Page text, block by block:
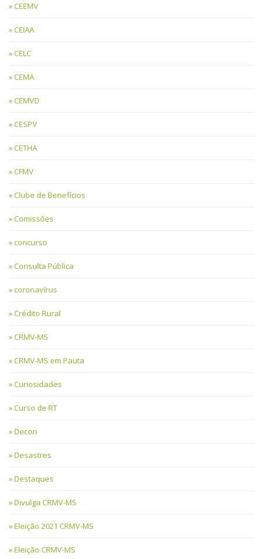
CEEMV
CEIAA
CELC
CEMA
CEMVD
CESPV
CETHA
CFMV
Clube de Benefícios
Comissões
concurso
Consulta Pública
coronavírus
Crédito Rural
CRMV-MS
CRMV-MS em Pauta
Curiosidades
Curso de RT
Decon
Desastres
Destaques
Divulga CRMV-MS
Eleição 2021 CRMV-MS
Eleição CRMV-MS